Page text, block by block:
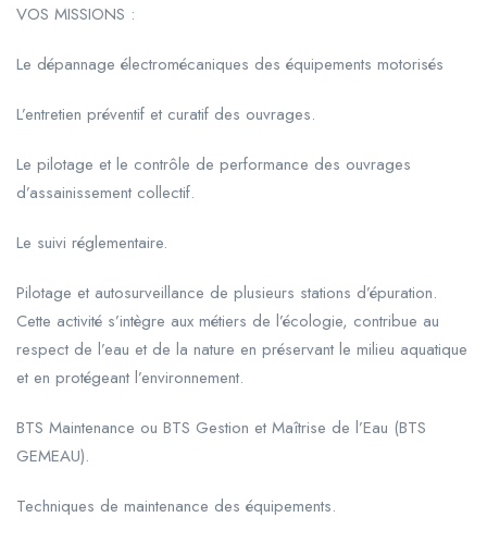
VOS MISSIONS :
Le dépannage électromécaniques des équipements motorisés
L’entretien préventif et curatif des ouvrages.
Le pilotage et le contrôle de performance des ouvrages
d’assainissement collectif.
Le suivi réglementaire.
Pilotage et autosurveillance de plusieurs stations d’épuration.
Cette activité s’intègre aux métiers de l’écologie, contribue au
respect de l’eau et de la nature en préservant le milieu aquatique
et en protégeant l’environnement.
BTS Maintenance ou BTS Gestion et Maîtrise de l’Eau (BTS
GEMEAU).
Techniques de maintenance des équipements.